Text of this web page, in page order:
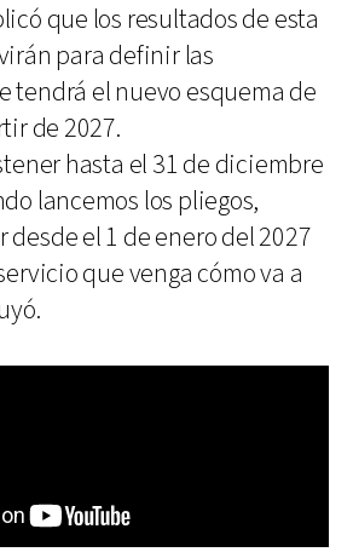
que los resultados de esta
para definir las
tendrá el nuevo esquema de
de 2027.
hasta el 31 de diciembre
lancemos los pliegos,
desde el 1 de enero del 2027
que venga cómo va a